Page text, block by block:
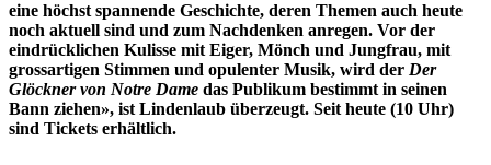
eine höchst spannende Geschichte, deren Themen auch heute
noch aktuell sind und zum Nachdenken anregen. Vor der
eindrücklichen Kulisse mit Eiger, Mönch und Jungfrau, mit
grossartigen Stimmen und opulenter Musik, wird der Der
Glöckner von Notre Dame das Publikum bestimmt in seinen
Bann ziehen», ist Lindenlaub überzeugt. Seit heute (10 Uhr)
sind Tickets erhältlich.